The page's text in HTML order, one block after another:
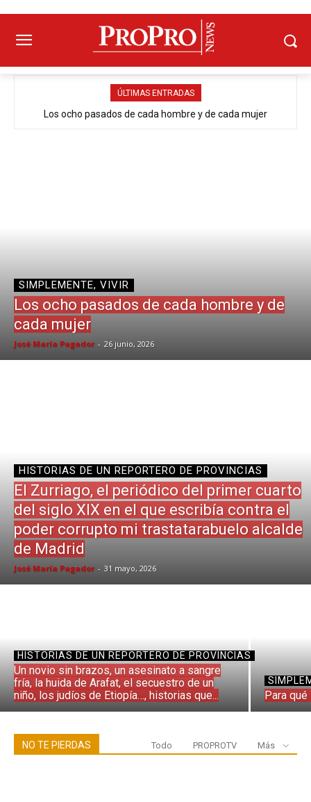
ÚLTIMAS ENTRADAS
Los ocho pasados de cada hombre y de cada mujer
SIMPLEMENTE, VIVIR
Los ocho pasados de cada hombre y de
cada mujer
José María Pagador - 26 junio, 2026
HISTORIAS DE UN REPORTERO DE PROVINCIAS
El Zurriago, el periódico del primer cuarto
del siglo XIX en el que escribía contra el
poder corrupto mi trastatarabuelo alcalde
de Madrid
José María Pagador - 31 mayo, 2026
HISTORIAS DE UN REPORTERO DE PROVINCIAS
Un novio sin brazos, un asesinato a sangre
fría, la huida de Arafat, el secuestro de un
niño, los judíos de Etiopía…, historias que...
Para
NO TE PIERDAS Todo PROPROTV Más